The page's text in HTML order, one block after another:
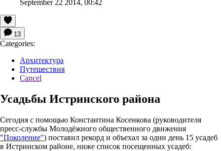
September 22 2014, 00:42
13
Categories:
Архитектура
Путешествия
Cancel
Усадьбы Истринского района
Сегодня с помощью Константина Косенкова (руководителя
пресс-службы Молодёжного общественного движения
"Поколение") поставил рекорд и объехал за один день 15 усадеб
в Истринском районе, ниже список посещенных усадеб: